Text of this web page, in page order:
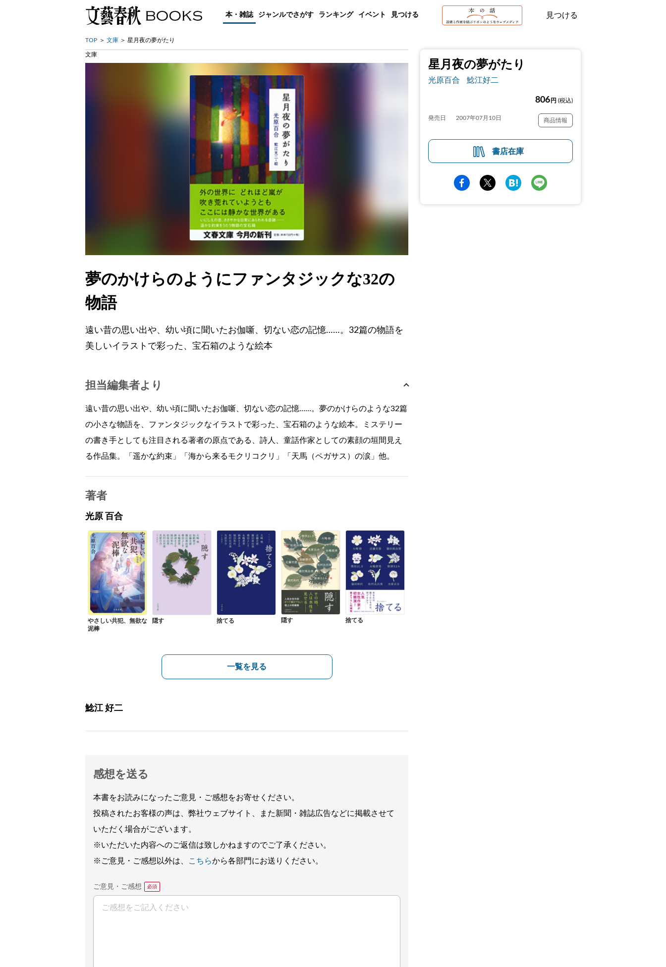
本・雑誌 ジャンルでさがす ランキング イベント 見つける 見つける
TOP 文庫 星月夜の夢がたり
星月夜の夢がたり
光原百合 鯰江好二
806 円 (税込)
発売日 2007年07月10日 商品情報
書店在庫
文庫
夢のかけらのようにファンタジックな32の
物語
遠い昔の思い出や、幼い頃に聞いたお伽噺、切ない恋の記憶……。32篇の物語を
美しいイラストで彩った、宝石箱のような絵本
担当編集者より
遠い昔の思い出や、幼い頃に聞いたお伽噺、切ない恋の記憶……。夢のかけらのような32篇
の小さな物語を、ファンタジックなイラストで彩った、宝石箱のような絵本。ミステリー
の書き手としても注目される著者の原点である、詩人、童話作家としての素顔の垣間見え
る作品集。「遥かな約束」「海から来るモクリコクリ」「天馬（ペガサス）の涙」他。
著者
光原 百合
やさしい共犯、無欲な
泥棒
隠す 捨てる 隠す 捨てる
一覧を見る
鯰江 好二
感想を送る
本書をお読みになったご意見・ご感想をお寄せください。
投稿されたお客様の声は、弊社ウェブサイト、また新聞・雑誌広告などに掲載させて
いただく場合がございます。
※いただいた内容へのご返信は致しかねますのでご了承ください。
※ご意見・ご感想以外は、
こちらから各部門にお送りください。
ご意見・ご感想